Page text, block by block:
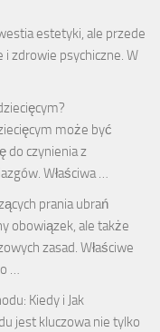
estetyki, ale przede
i zdrowie psychiczne. W
może być
do czynienia z
Właściwa …
prania ubrań
obowiązek, ale także
zasad. Właściwe
…
Kiedy i Jak
jest kluczowa nie tylko